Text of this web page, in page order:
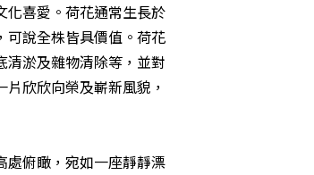
化喜愛。荷花通常生長於
可說全株皆具價值。荷花
淤及雜物清除等，並對
欣欣向榮及嶄新風貌，
俯瞰，宛如一座靜靜漂